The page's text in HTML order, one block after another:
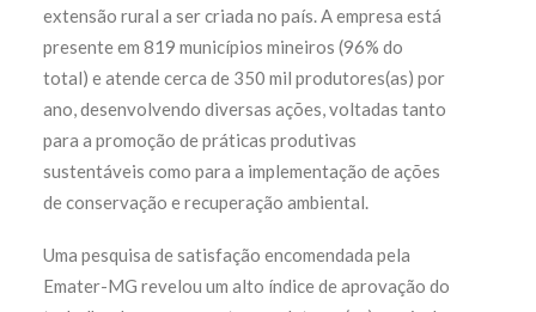
extensão rural a ser criada no país. A empresa está
presente em 819 municípios mineiros (96% do
total) e atende cerca de 350 mil produtores(as) por
ano, desenvolvendo diversas ações, voltadas tanto
para a promoção de práticas produtivas
sustentáveis como para a implementação de ações
de conservação e recuperação ambiental.
Uma pesquisa de satisfação encomendada pela
Emater-MG revelou um alto índice de aprovação do